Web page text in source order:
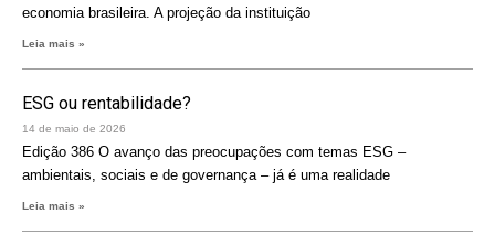
economia brasileira. A projeção da instituição
Leia mais »
ESG ou rentabilidade?
14 de maio de 2026
Edição 386 O avanço das preocupações com temas ESG –
ambientais, sociais e de governança – já é uma realidade
Leia mais »